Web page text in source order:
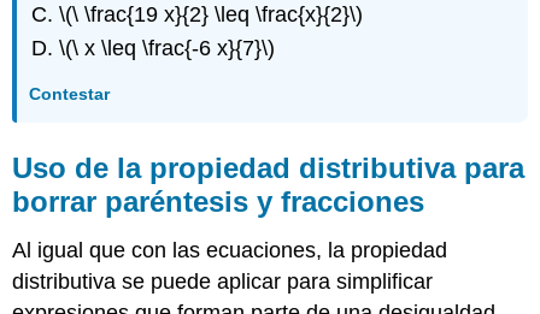
\(\ \frac{19 x}{2} \leq \frac{x}{2}\)
\(\ x \leq \frac{-6 x}{7}\)
Contestar
Uso de la propiedad distributiva para
borrar paréntesis y fracciones
Al igual que con las ecuaciones, la propiedad
distributiva se puede aplicar para simplificar